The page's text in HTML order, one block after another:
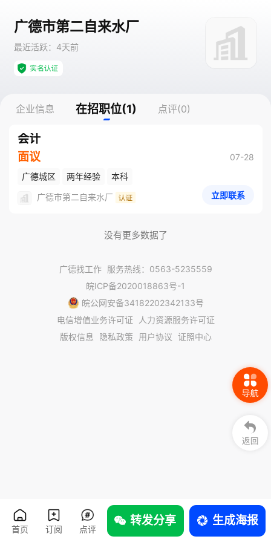
广德市第二自来水厂
最近活跃：4天前
企业信息 在招职位(1) 点评(0)
会计
面议
07-28
广德城区
两年经验
本科
广德市第二自来水厂
立即联系
没有更多数据了
首页 订阅 点评
转发分享 生成海报
广德找工作
服务热线：0563-5235559
皖ICP备2020018863号-1
皖公网安备34182202342133号
电信增值业务许可证
人力资源服务许可证
版权信息
隐私政策 用户协议 证照中心